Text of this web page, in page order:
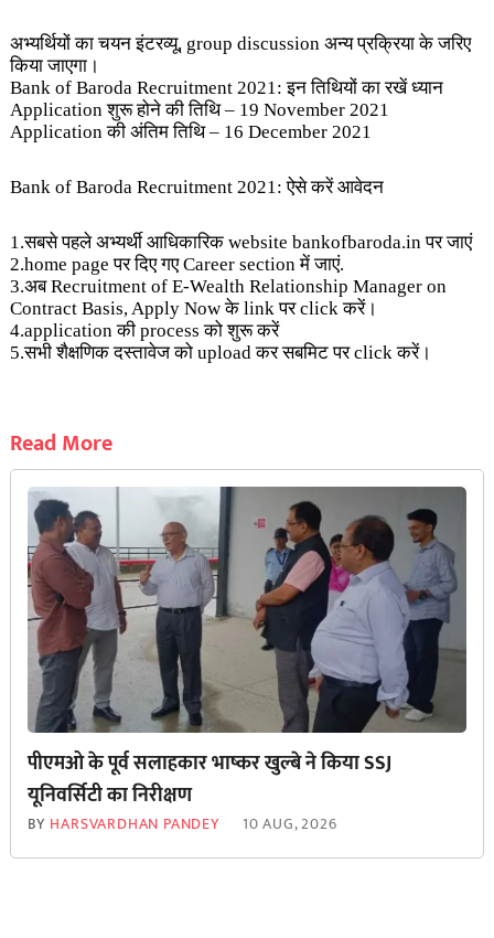
अभ्यर्थियों का चयन इंटरव्यू, group discussion अन्य प्रक्रिया के जरिए
किया जाएगा।
Bank of Baroda Recruitment 2021: इन तिथियों का रखें ध्यान
Application शुरू होने की तिथि – 19 November 2021
Application की अंतिम तिथि – 16 December 2021
Bank of Baroda Recruitment 2021: ऐसे करें आवेदन
1.सबसे पहले अभ्यर्थी आधिकारिक website bankofbaroda.in पर जाएं
2.home page पर दिए गए Career section में जाएं.
3.अब Recruitment of E-Wealth Relationship Manager on
Contract Basis, Apply Now के link पर click करें।
4.application की process को शुरू करें
5.सभी शैक्षणिक दस्तावेज को upload कर सबमिट पर click करें।
Read More
पीएमओ के पूर्व सलाहकार भाष्कर खुल्बे ने किया SSJ
यूनिवर्सिटी का निरीक्षण
BY HARSVARDHAN PANDEY 10 AUG, 2026